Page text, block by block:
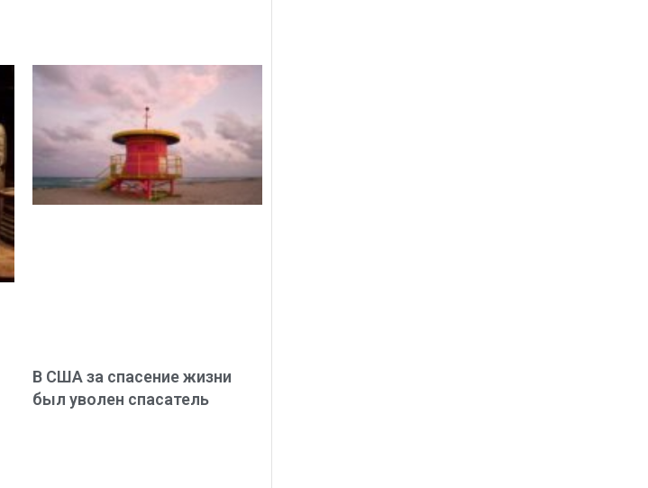
В США за спасение жизни
был уволен спасатель